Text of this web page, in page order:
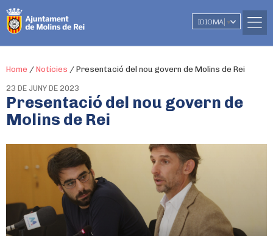
IDIOMA ▼
Home / Notícies / Presentació del nou govern de Molins de Rei
23 DE JUNY DE 2023
Presentació del nou govern de
Molins de Rei